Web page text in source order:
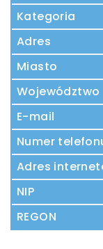
Kategoria
Adres
Miasto
Województwo
E-mail
Numer
Adres
NIP
REGON